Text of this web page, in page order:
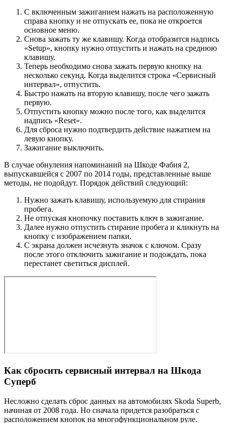
С включенным зажиганием нажать на расположенную
справа кнопку и не отпускать ее, пока не откроется
основное меню.
Снова зажать ту же клавишу. Когда отобразится надпись
«Setup», кнопку нужно отпустить и нажать на среднюю
клавишу.
Теперь необходимо снова зажать первую кнопку на
несколько секунд. Когда выделится строка «Сервисный
интервал», отпустить.
Быстро нажать на вторую клавишу, после чего зажать
первую.
Отпустить кнопку можно после того, как выделится
надпись «Reset».
Для сброса нужно подтвердить действие нажатием на
левую кнопку.
Зажигание выключить.
В случае обнуления напоминаний на Шкоде Фабия 2,
выпускавшейся с 2007 по 2014 годы, представленные выше
методы, не подойдут. Порядок действий следующий:
Нужно зажать клавишу, используемую для стирания
пробега.
Не отпуская кнопочку поставить ключ в зажигание.
Далее нужно отпустить стирание пробега и кликнуть на
кнопку с изображением папки.
С экрана должен исчезнуть значок с ключом. Сразу
после этого отключить зажигание и подождать, пока
перестанет светиться дисплей.
Как сбросить сервисный интервал на Шкода
Суперб
Несложно сделать сброс данных на автомобилях Skoda Superb,
начиная от 2008 года. Но сначала придется разобраться с
расположением кнопок на многофункциональном руле.